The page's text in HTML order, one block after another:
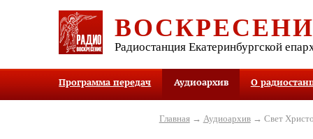
Радиостанция Екатеринбургской
Программа передач Аудиоархив О
Главная→ Аудиоархив→ Свет